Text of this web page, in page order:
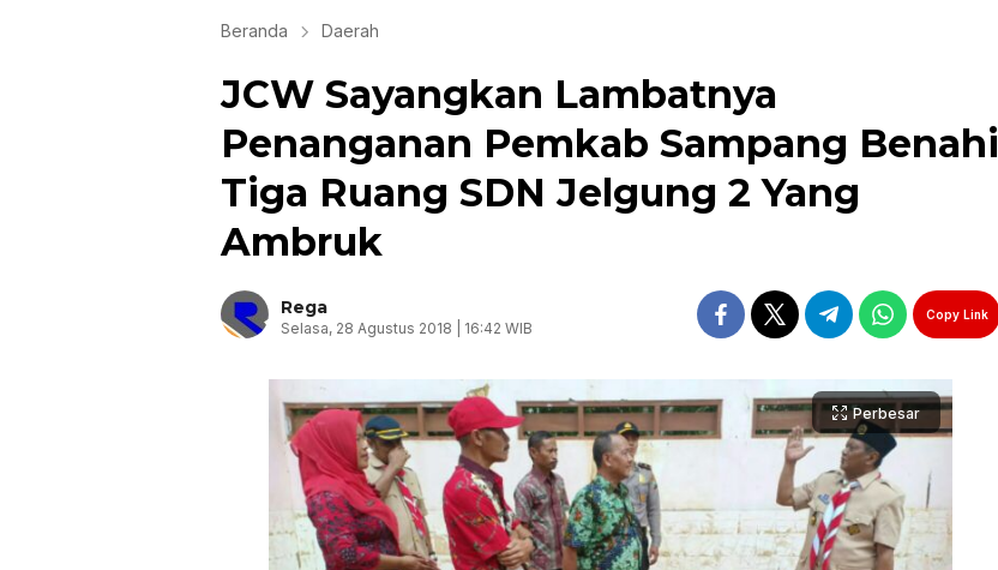
Beranda Daerah
JCW Sayangkan Lambatnya
Penanganan Pemkab Sampang Benahi
Tiga Ruang SDN Jelgung 2 Yang
Ambruk
Rega
Selasa, 28 Agustus 2018 | 16:42 WIB
Copy Link
Perbesar